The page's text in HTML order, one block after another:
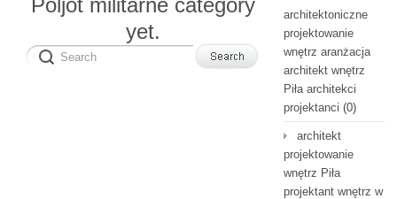
Poljot militarne category
yet.
architektoniczne
projektowanie
wnętrz aranżacja
architekt wnętrz
Piła architekci
projektanci (0)
architekt
projektowanie
wnętrz Piła
projektant wnętrz w